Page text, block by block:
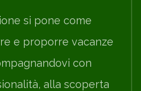
si pone come
e proporre vacanze
con
alla scoperta